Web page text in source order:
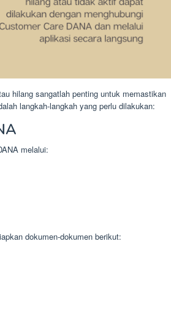
hilang sangatlah penting untuk memastikan
langkah-langkah yang perlu dilakukan:
melalui:
dokumen-dokumen berikut: